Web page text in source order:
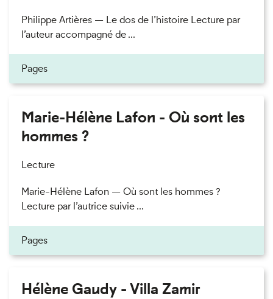
Philippe Artières — Le dos de l’histoire Lecture par
l’auteur accompagné de ...
Pages
Marie-Hélène Lafon - Où sont les
hommes ?
Lecture
Marie-Hélène Lafon — Où sont les hommes ?
Lecture par l’autrice suivie ...
Pages
Hélène Gaudy - Villa Zamir